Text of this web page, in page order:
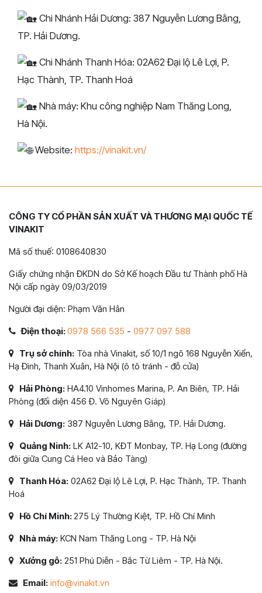
Chi Nhánh Hải Dương: 387 Nguyễn Lương Bằng,
TP. Hải Dương.
Chi Nhánh Thanh Hóa: 02A62 Đại lộ Lê Lợi, P.
Hạc Thành, TP. Thanh Hoá
Nhà máy: Khu công nghiệp Nam Thăng Long,
Hà Nội.
Website: https://vinakit.vn/
CÔNG TY CỔ PHẦN SẢN XUẤT VÀ THƯƠNG MẠI QUỐC TẾ
VINAKIT
Mã số thuế: 0108640830
Giấy chứng nhận ĐKDN do Sở Kế hoạch Đầu tư Thành phố Hà
Nội cấp ngày 09/03/2019
Người đại diện: Phạm Văn Hân
Điện thoại:0978 566 535 - 0977 097 588
Trụ sở chính: Tòa nhà Vinakit, số 10/1 ngõ 168 Nguyễn Xiển,
Hạ Đình, Thanh Xuân, Hà Nội (ô tô tránh - đỗ cửa)
Hải Phòng: HA4.10 Vinhomes Marina, P. An Biên, TP. Hải
Phòng (đối diện 456 Đ. Võ Nguyên Giáp)
Hải Dương: 387 Nguyễn Lương Bằng, TP. Hải Dương.
Quảng Ninh: LK A12-10, KĐT Monbay, TP. Hạ Long (đường
đôi giữa Cung Cá Heo và Bảo Tàng)
Thanh Hóa: 02A62 Đại lộ Lê Lợi, P. Hạc Thành, TP. Thanh
Hoá
Hồ Chí Minh:275 Lý Thường Kiệt, TP. Hồ Chí Minh
Nhà máy: KCN Nam Thăng Long - TP. Hà Nội
Xưởng gỗ: 251 Phú Diễn - Bắc Từ Liêm - TP. Hà Nội.
Email: info@vinakit.vn